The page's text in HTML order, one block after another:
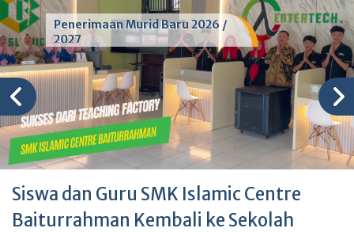
Penerimaan Murid Baru 2026 /
2027
Siswa dan Guru SMK Islamic Centre
Baiturrahman Kembali ke Sekolah